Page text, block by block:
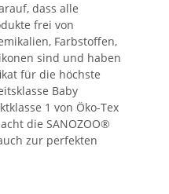
dass alle
frei von
Farbstoffen,
sind und haben
für die höchste
Baby
1 von Öko-Tex
die SANOZOO®
zur perfekten